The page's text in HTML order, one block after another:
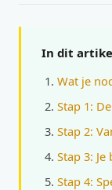
In dit
Wat je
Stap 1:
Stap 2:
Stap 3:
Stap 4: